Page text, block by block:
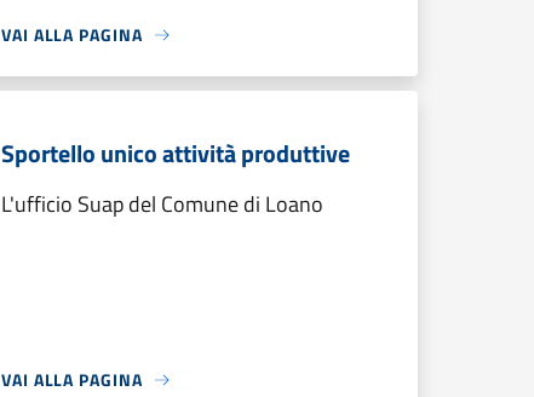
VAI ALLA PAGINA
Sportello unico attività produttive
L'ufficio Suap del Comune di Loano
VAI ALLA PAGINA